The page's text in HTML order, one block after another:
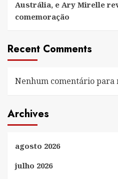
Austrália, e Ary Mirelle
comemoração
Recent Comments
Nenhum comentário para
Archives
agosto 2026
julho 2026